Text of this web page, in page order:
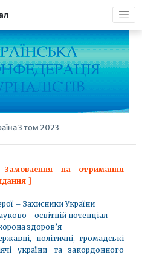
3 том 2023
на отримання
]
– Захисники України
- освітній потенціал
здоров’я
політичні, громадські
україни та закордонного